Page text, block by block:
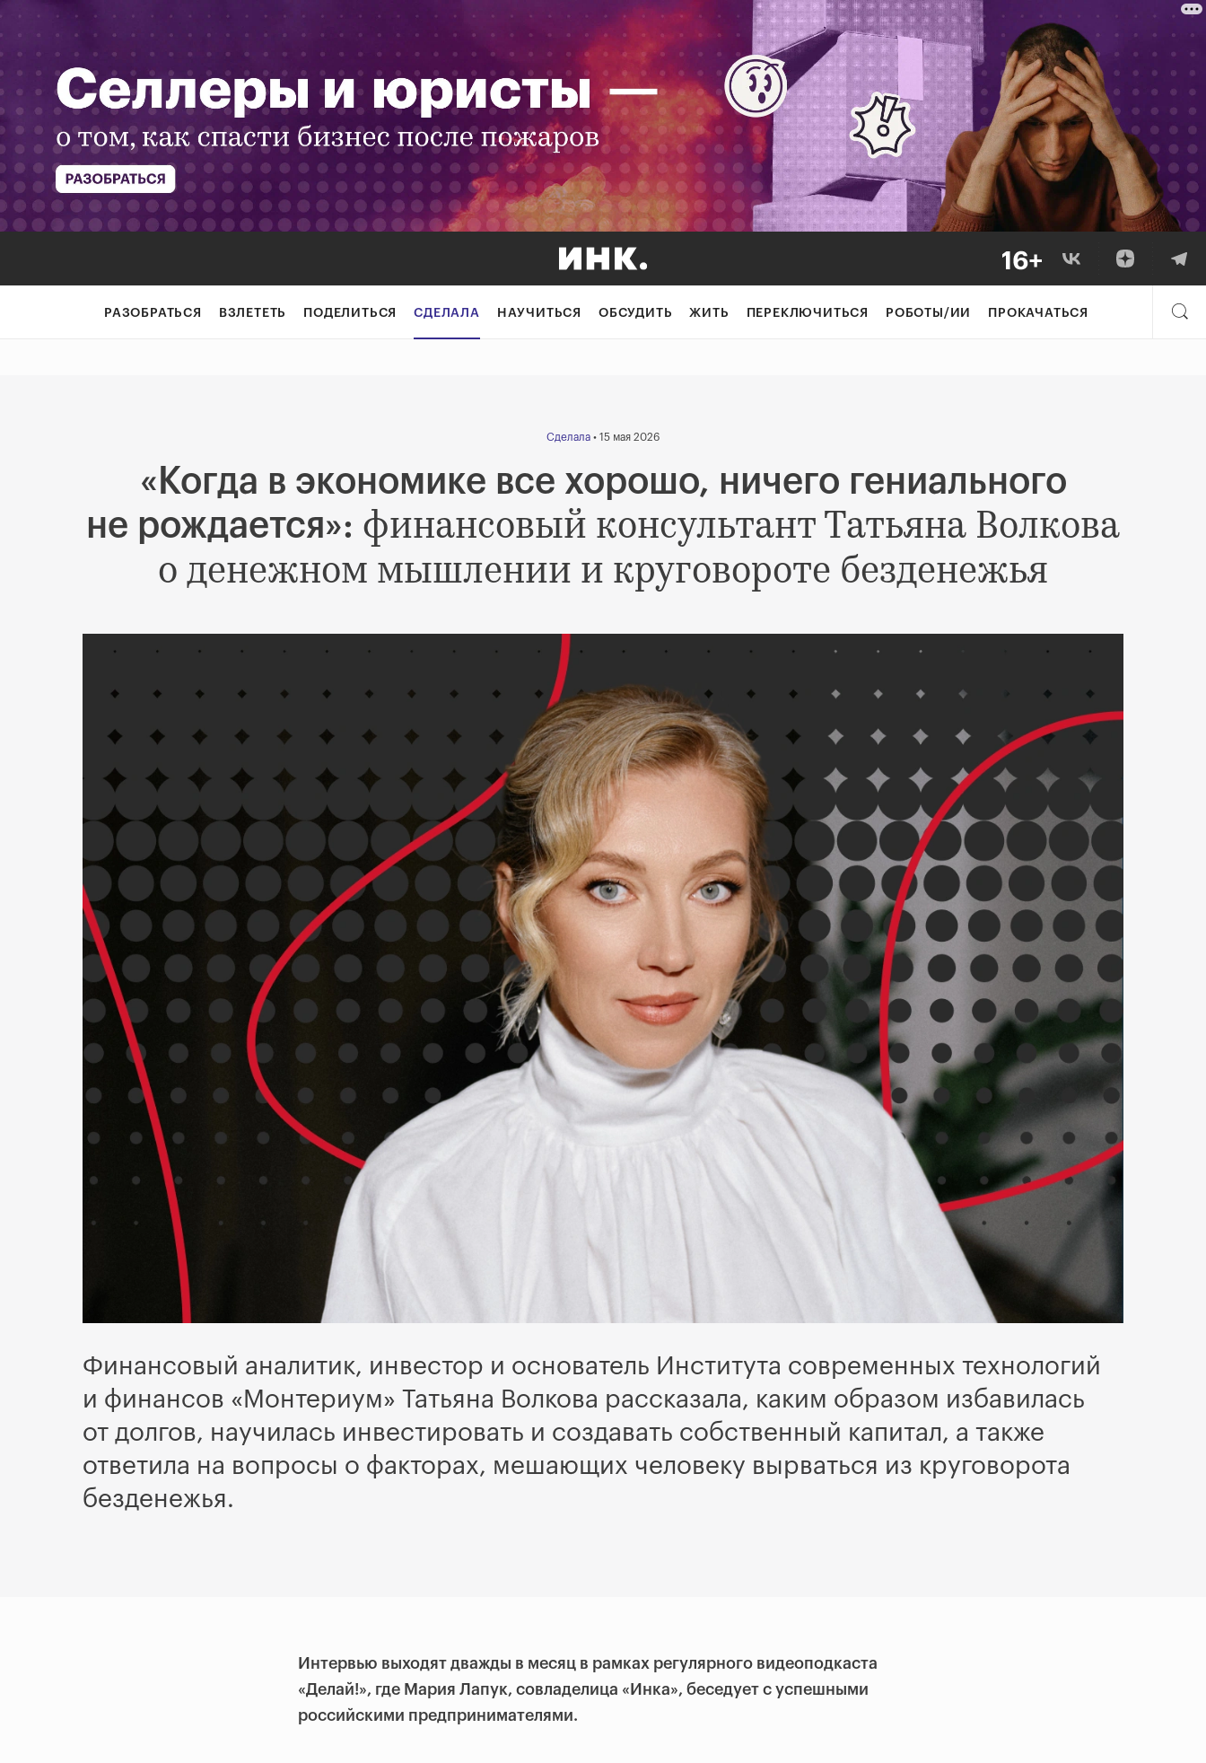
«Когда в экономике все хорошо, ничего
РАЗОБРАТЬСЯ ВЗЛЕТЕТЬ ПОДЕЛИТЬСЯ СДЕЛАЛА НАУЧИТЬСЯ ОБСУДИТЬ ЖИТЬ ПЕРЕКЛЮЧИТЬСЯ РОБОТЫ/ИИ ПРОКАЧАТЬСЯ
Сделала • 15 мая 2026
«Когда в экономике все хорошо, ничего гениального
не рождается»: финансовый консультант Татьяна Волкова
о денежном мышлении и круговороте безденежья
Финансовый аналитик, инвестор и основатель Института современных технологий
и финансов «Монтериум» Татьяна Волкова рассказала, каким образом избавилась
от долгов, научилась инвестировать и создавать собственный капитал, а также
ответила на вопросы о факторах, мешающих человеку вырваться из круговорота
безденежья.
Интервью выходят дважды в месяц в рамках регулярного видеоподкаста
«Делай!», где Мария Лапук, совладелица «Инка», беседует с успешными
российскими предпринимателями.